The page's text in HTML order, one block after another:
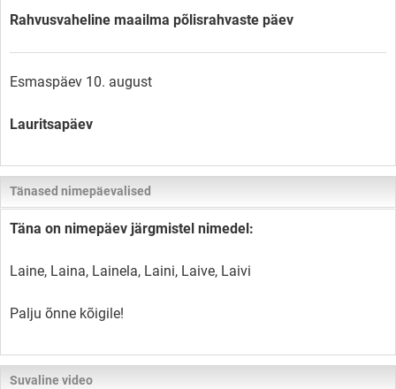
Rahvusvaheline maailma põlisrahvaste päev
Esmaspäev 10. august
Lauritsapäev
Tänased nimepäevalised
Täna on nimepäev järgmistel nimedel:
Laine, Laina, Lainela, Laini, Laive, Laivi
Palju õnne kõigile!
Suvaline video